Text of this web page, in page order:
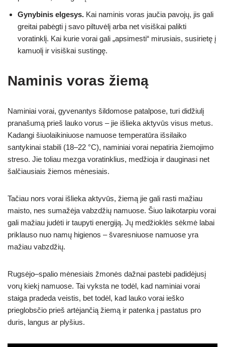
Gynybinis elgesys. Kai naminis voras jaučia pavojų, jis gali
greitai pabėgti į savo piltuvėlį arba net visiškai palikti
voratinklį. Kai kurie vorai gali „apsimesti“ mirusiais, susirietę į
kamuolį ir visiškai sustingę.
Naminis voras žiemą
Naminiai vorai, gyvenantys šildomose patalpose, turi didžiulį
pranašumą prieš lauko vorus – jie išlieka aktyvūs visus metus.
Kadangi šiuolaikiniuose namuose temperatūra išsilaiko
santykinai stabili (18–22 °C), naminiai vorai nepatiria žiemojimo
streso. Jie toliau mezga voratinklius, medžioja ir dauginasi net
šalčiausiais žiemos mėnesiais.
Tačiau nors vorai išlieka aktyvūs, žiemą jie gali rasti mažiau
maisto, nes sumažėja vabzdžių namuose. Šiuo laikotarpiu vorai
gali mažiau judėti ir taupyti energiją. Jų medžioklės sėkmė labai
priklauso nuo namų higienos – švaresniuose namuose yra
mažiau vabzdžių.
Rugsėjo–spalio mėnesiais žmonės dažnai pastebi padidėjusį
vorų kiekį namuose. Tai vyksta ne todėl, kad naminiai vorai
staiga pradeda veistis, bet todėl, kad lauko vorai ieško
prieglobsčio prieš artėjančią žiemą ir patenka į pastatus pro
duris, langus ar plyšius.